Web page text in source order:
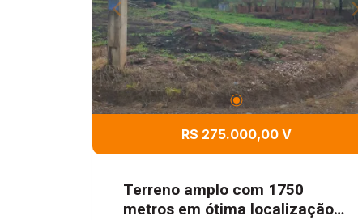
R$ 275.000,00 V
Terreno amplo com 1750
metros em ótima localização